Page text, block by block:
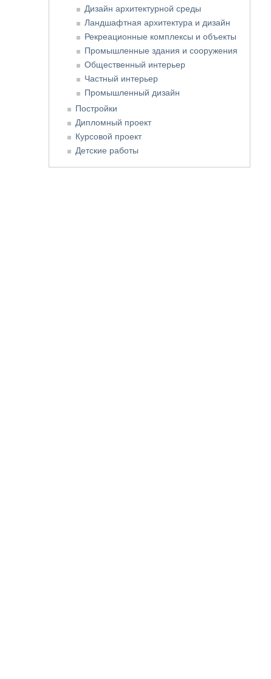
Дизайн архитектурной среды
Ландшафтная архитектура и дизайн
Рекреационные комплексы и объекты
Промышленные здания и сооружения
Общественный интерьер
Частный интерьер
Промышленный дизайн
Постройки
Дипломный проект
Курсовой проект
Детские работы